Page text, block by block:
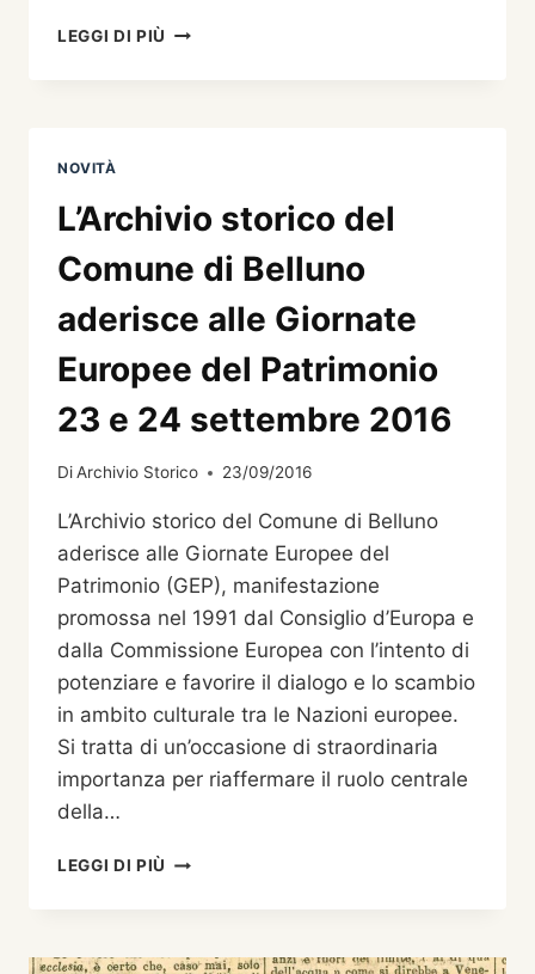
LEGGI DI PIÙ BELLUNO
DAL
1961
1997
CURA
RENZO
BOGO
NOVITÀ
L’Archivio storico del
Comune di Belluno
aderisce alle Giornate
Europee del Patrimonio
23 e 24 settembre 2016
DiArchivio Storico 23/09/2016
L’Archivio storico del Comune di Belluno
aderisce alle Giornate Europee del
Patrimonio (GEP), manifestazione
promossa nel 1991 dal Consiglio d’Europa e
dalla Commissione Europea con l’intento di
potenziare e favorire il dialogo e lo scambio
in ambito culturale tra le Nazioni europee.
Si tratta di un’occasione di straordinaria
importanza per riaffermare il ruolo centrale
della…
LEGGI DI PIÙ L’ARCHIVIO
DI